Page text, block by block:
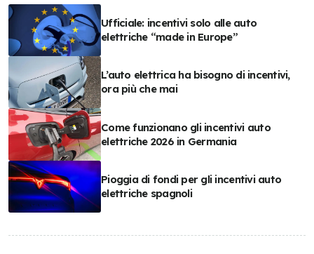
Ufficiale: incentivi solo alle auto
elettriche “made in Europe”
L’auto elettrica ha bisogno di incentivi,
ora più che mai
Come funzionano gli incentivi auto
elettriche 2026 in Germania
Pioggia di fondi per gli incentivi auto
elettriche spagnoli